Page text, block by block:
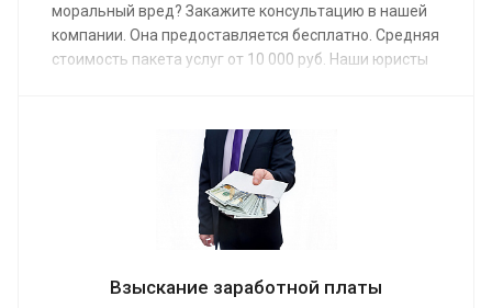
моральный вред? Закажите консультацию в нашей
компании. Она предоставляется бесплатно. Средняя
стоимость пакета услуг от 10 000 руб. Наши юристы
в суде на вашей стороне, обеспечив защиту
законных интересов и прав доверителя.
Взыскание заработной платы